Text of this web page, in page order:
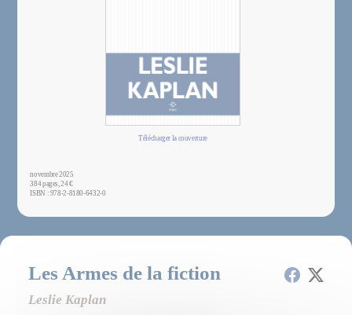
Télécharger la couverture
novembre 2025
384 pages, 24 €
ISBN : 978-2-8180-6432-0
Les Armes de la fiction
Leslie Kaplan